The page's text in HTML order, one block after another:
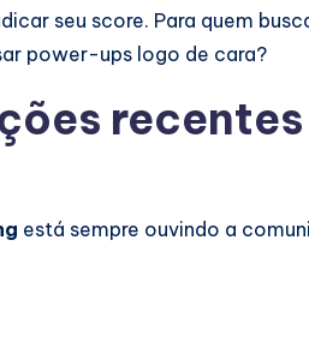
seu score. Para quem
power-ups logo de cara?
recentes
está sempre ouvindo a